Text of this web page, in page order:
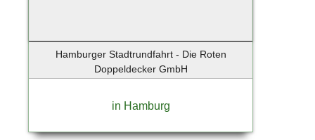
Hamburger Stadtrundfahrt - Die Roten
Doppeldecker GmbH
in Hamburg